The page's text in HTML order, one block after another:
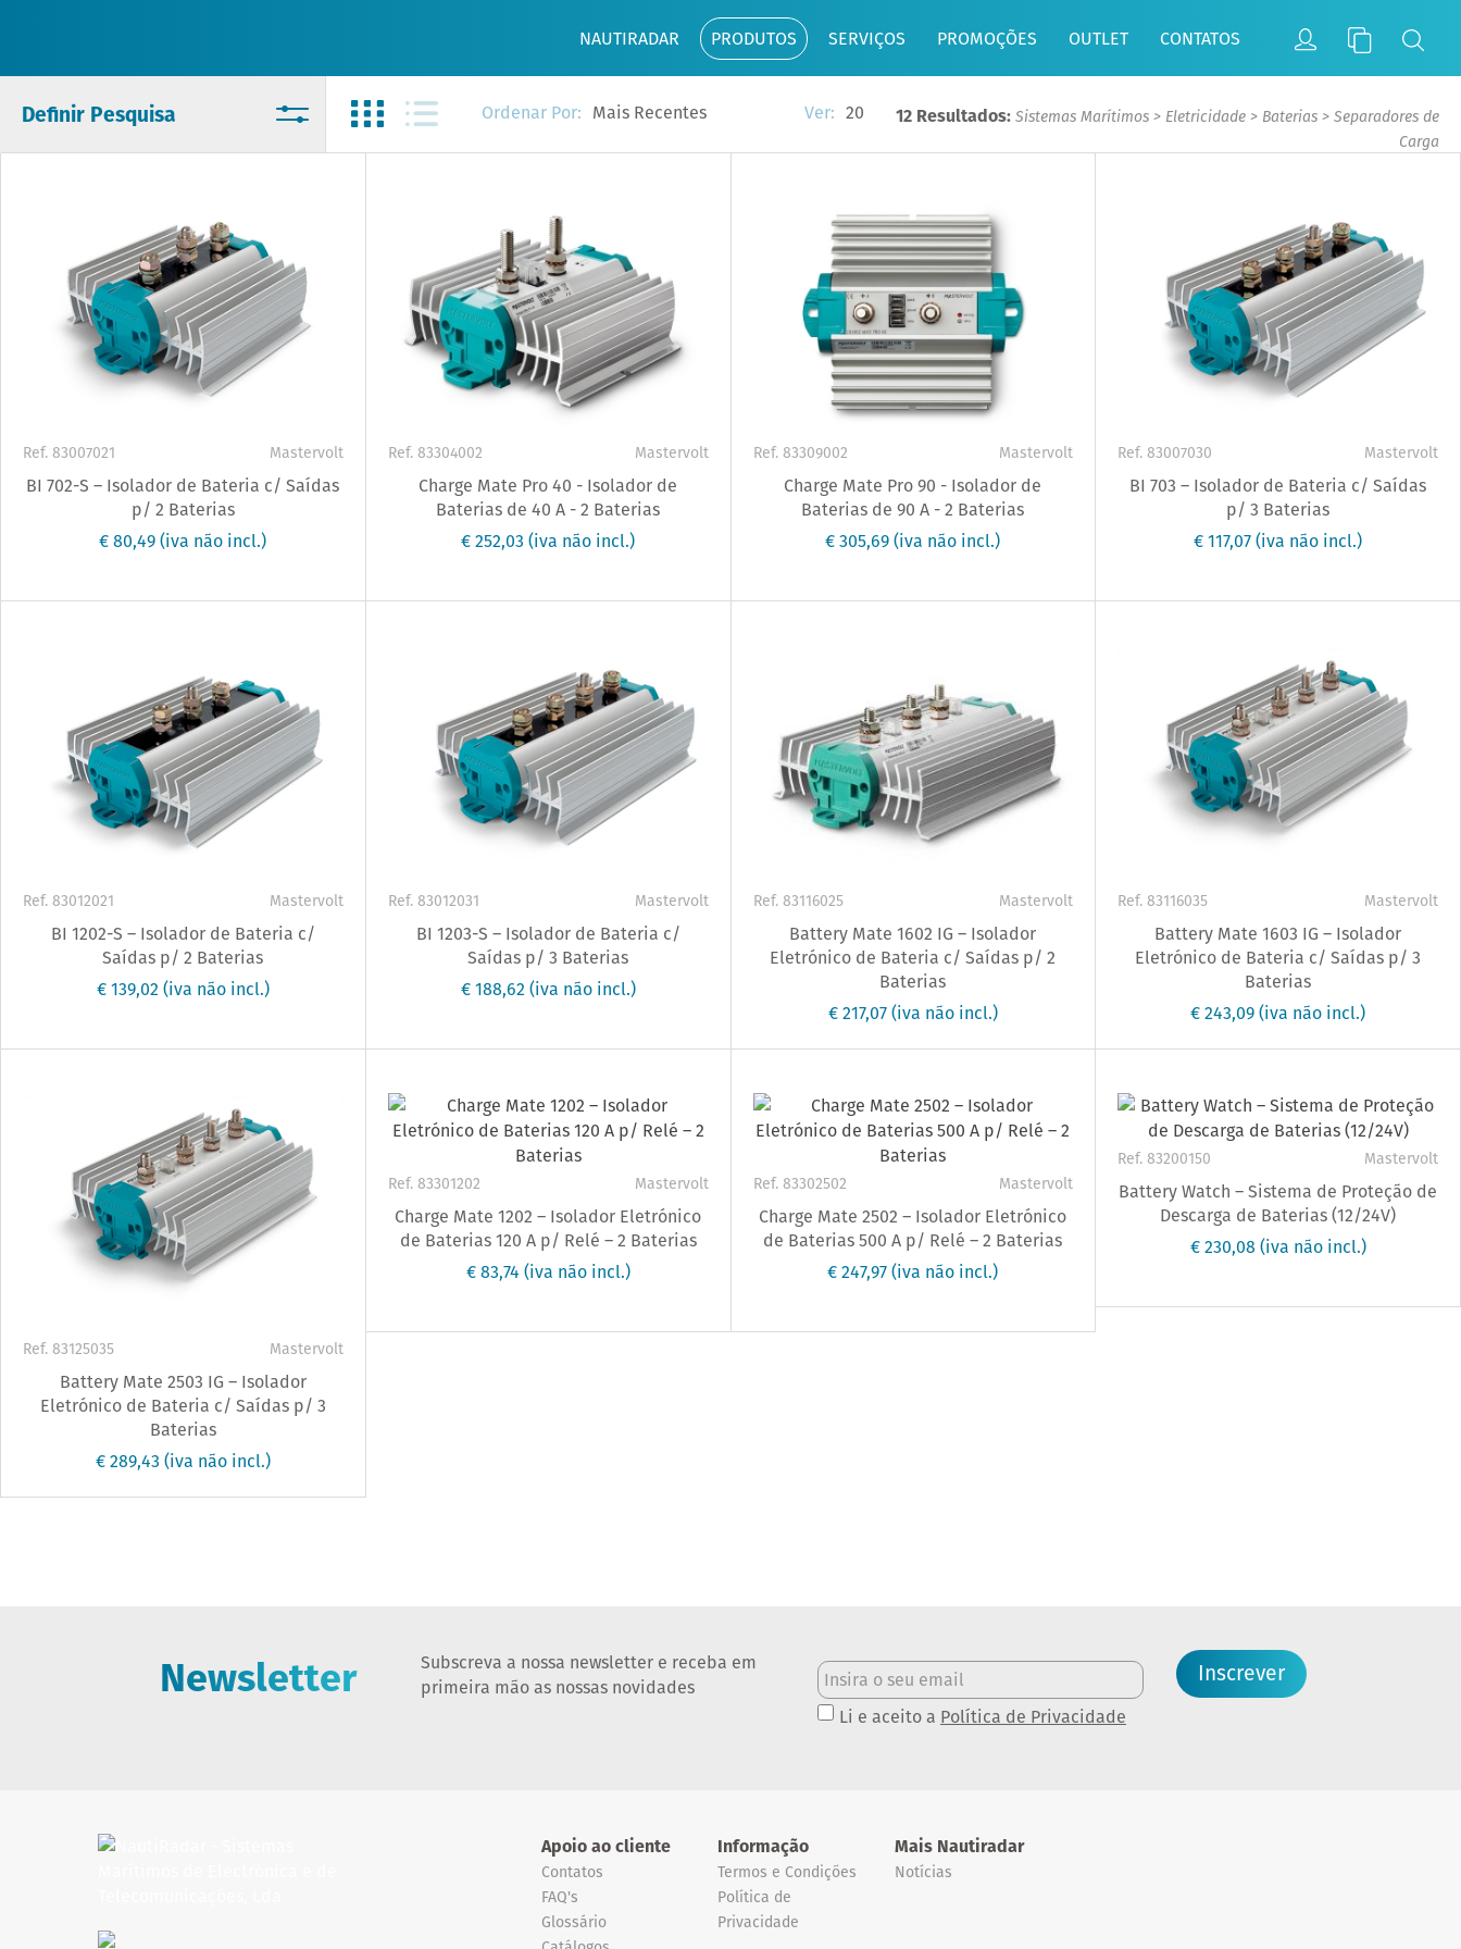
NAUTIRADAR PRODUTOS SERVIÇOS PROMOÇÕES OUTLET CONTATOS
Definir Pesquisa Ordenar Por: Mais Recentes Ver: 20 12 Resultados: Sistemas Marítimos > Eletricidade > Baterias > Separadores de
Carga
Ref. 83007021 Mastervolt
BI 702-S – Isolador de Bateria c/ Saídas
p/ 2 Baterias
€ 80,49(iva não incl.)
Ref. 83304002 Mastervolt
Charge Mate Pro 40 - Isolador de
Baterias de 40 A - 2 Baterias
€ 252,03(iva não incl.)
Ref. 83309002 Mastervolt
Charge Mate Pro 90 - Isolador de
Baterias de 90 A - 2 Baterias
€ 305,69(iva não incl.)
Ref. 83007030 Mastervolt
BI 703 – Isolador de Bateria c/ Saídas
p/ 3 Baterias
€ 117,07(iva não incl.)
Ref. 83012021 Mastervolt
BI 1202-S – Isolador de Bateria c/
Saídas p/ 2 Baterias
€ 139,02 (iva não incl.)
Ref. 83012031 Mastervolt
BI 1203-S – Isolador de Bateria c/
Saídas p/ 3 Baterias
€ 188,62 (iva não incl.)
Ref. 83116025 Mastervolt
Battery Mate 1602 IG – Isolador
Eletrónico de Bateria c/ Saídas p/ 2
Baterias
€ 217,07(iva não incl.)
Ref. 83116035 Mastervolt
Battery Mate 1603 IG – Isolador
Eletrónico de Bateria c/ Saídas p/ 3
Baterias
€ 243,09(iva não incl.)
Ref. 83125035 Mastervolt
Battery Mate 2503 IG – Isolador
Eletrónico de Bateria c/ Saídas p/ 3
Baterias
€ 289,43 (iva não incl.)
Ref. 83301202 Mastervolt
Charge Mate 1202 – Isolador Eletrónico
de Baterias 120 A p/ Relé – 2 Baterias
€ 83,74 (iva não incl.)
Ref. 83302502 Mastervolt
Charge Mate 2502 – Isolador Eletrónico
de Baterias 500 A p/ Relé – 2 Baterias
€ 247,97(iva não incl.)
Ref. 83200150 Mastervolt
Battery Watch – Sistema de Proteção de
Descarga de Baterias (12/24V)
€ 230,08 (iva não incl.)
Newsletter
Subscreva a nossa newsletter e receba em
primeira mão as nossas novidades
Li e aceito a Política de Privacidade
Inscrever
Apoio ao cliente
Contatos
FAQ's
Glossário
Informação
Termos e Condições
Política de
Privacidade
Mais Nautiradar
Notícias